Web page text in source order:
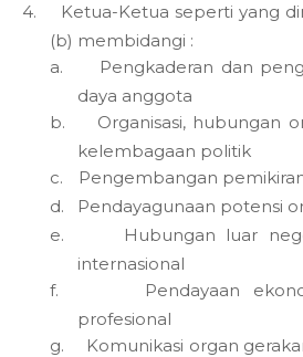
4.
Ketua-Ketua seperti yang
(b) membidangi :
a.
Pengkaderan dan
daya anggota
b.
Organisasi, hubungan
kelembagaan politik
c.
Pengembangan
d.
Pendayagunaan potensi
e.
Hubungan luar
internasional
f.
Pendayaan
profesional
g.
Komunikasi organ